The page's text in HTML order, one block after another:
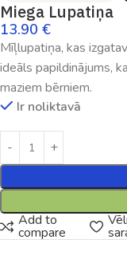
Miega Lupatiņa
13.90 €
Mīļlupatiņa, kas
ideāls papildinājums,
maziem bērniem.
Ir noliktavā
Add to
compare